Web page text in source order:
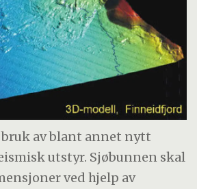
av blant annet nytt
utstyr. Sjøbunnen skal
ved hjelp av